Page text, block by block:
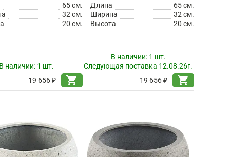
65 см.
32 см.
20 см.
наличии: 1 шт.
19 656 ₽
shopping_cart
Длина
65 см.
Ширина
32 см.
Высота
20 см.
В наличии: 1 шт.
Следующая поставка 12.08.26г.
19 656 ₽
shopping_cart